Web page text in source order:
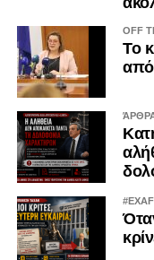
διαπραγματεύσεων.
Το αγκάθι του
Η μεγαλύτερη
μνημόνιο αναφέρει
και τις συγκρούσεις
Χεζμπολάχ, ενώ στο
από τον νότιο Λίβανο.
Σύμβουλος του
OFF
Το
από